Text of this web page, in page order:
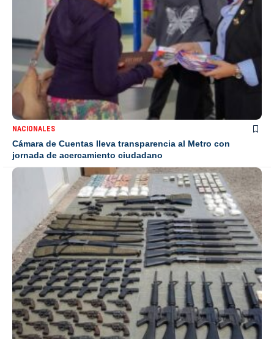
NACIONALES
Cámara de Cuentas lleva transparencia al Metro con
jornada de acercamiento ciudadano